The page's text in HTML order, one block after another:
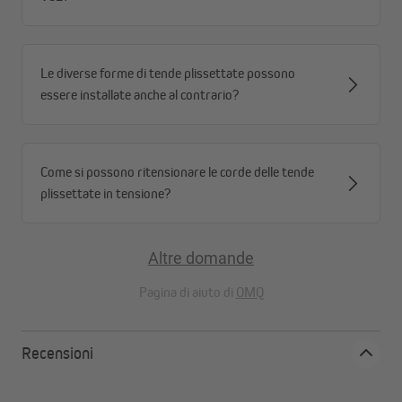
Le diverse forme di tende plissettate possono
essere installate anche al contrario?
Come si possono ritensionare le corde delle tende
plissettate in tensione?
Altre domande
Pagina di aiuto di OMQ
Recensioni